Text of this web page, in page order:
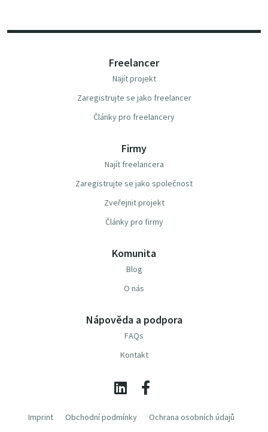
Freelancer
Najít projekt
Zaregistrujte se jako freelancer
Články pro freelancery
Firmy
Najít freelancera
Zaregistrujte se jako společnost
Zveřejnit projekt
Články pro firmy
Komunita
Blog
O nás
Nápověda a podpora
FAQs
Kontakt
Imprint Obchodní podmínky
Ochrana osobních údajů